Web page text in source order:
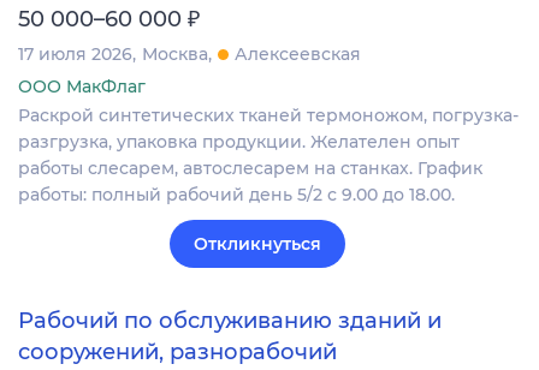
50 000–60 000 ₽
17 июля 2026 Москва
Алексеевская
ООО МакФлаг
Раскрой синтетических тканей термоножом, погрузка-
разгрузка, упаковка продукции. Желателен опыт
работы слесарем, автослесарем на станках. График
работы: полный рабочий день 5/2 с 9.00 до 18.00.
Откликнуться
Рабочий по обслуживанию зданий и
сооружений, разнорабочий